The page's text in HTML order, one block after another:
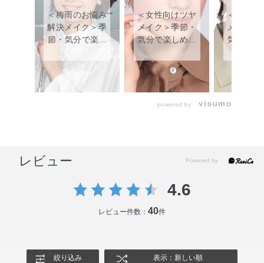
＜梅雨のお悩み
解決メイク＞季
節・気分で楽...
＜女性向けツヤ
メイク＞季節・
気分で楽しめ...
＜男性向
メイク＞
気分で楽
powered by
レビュー
4.6
レビュー件数： 40件
絞り込み 表示：新しい順